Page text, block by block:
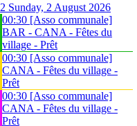
2 Sunday, 2 August 2026
00:30 [Asso communale]
BAR - CANA - Fêtes du
village - Prêt
00:30 [Asso communale]
CANA - Fêtes du village -
Prêt
00:30 [Asso communale]
CANA - Fêtes du village -
Prêt